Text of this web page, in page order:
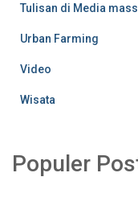
Tulisan di Media
Urban Farming
Video
Wisata
Populer